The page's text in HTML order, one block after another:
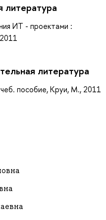
литература
ИТ - проектами :
литература
пособие, Круи, М., 2011